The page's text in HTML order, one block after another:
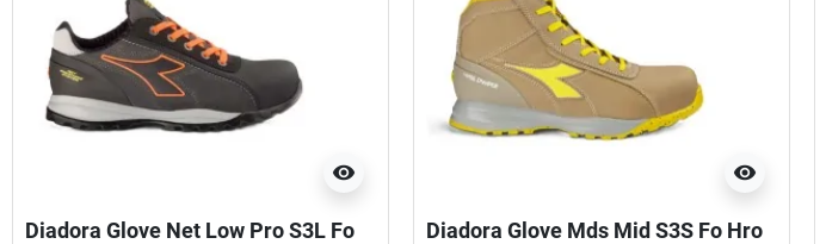
visibility
Diadora Glove Net Low Pro S3L Fo
visibility
Diadora Glove Mds Mid S3S Fo Hro